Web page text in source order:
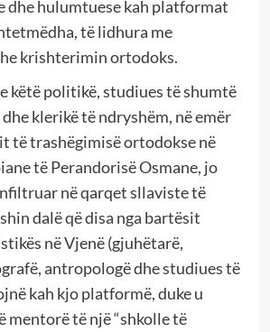
dhe hulumtuese kah platformat
të lidhura me
krishterimin ortodoks.
këtë politikë, studiues të shumtë
klerikë të ndryshëm, në emër
të trashëgimisë ortodokse në
të Perandorisë Osmane, jo
në qarqet sllaviste të
dalë që disa nga bartësit
në Vjenë (gjuhëtarë,
antropologë dhe studiues të
kah kjo platformë, duke u
mentorë të një “shkolle të